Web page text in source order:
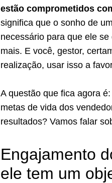
estão comprometidos
significa que o sonho de
necessário para que ele
mais. E você, gestor,
realização, usar isso a
A questão que fica agora
metas de vida dos
resultados? Vamos falar
Engajamento
ele tem um